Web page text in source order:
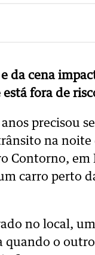
da cena
fora de
precisou
na noite
Contorno, em
carro perto
no local,
quando o